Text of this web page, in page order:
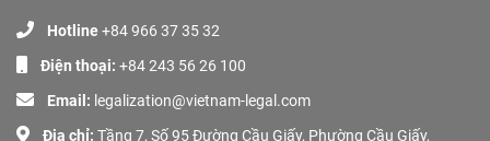
Hotline+84 966 37 35 32
Điện thoại: +84 243 56 26 100
Email: legalization@vietnam-legal.com
Địa chỉ: Tầng 7, Số 95 Đường Cầu Giấy, Phường Cầu Giấy,